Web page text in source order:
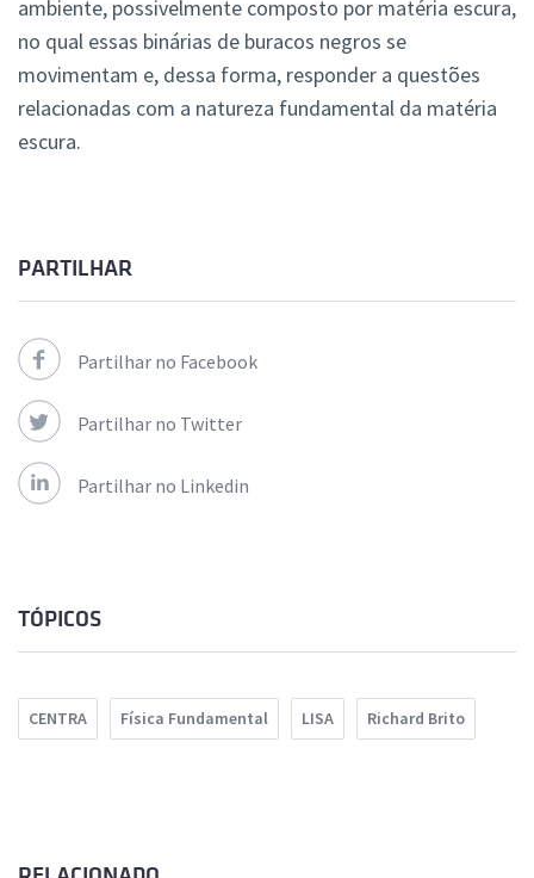
ambiente, possivelmente composto por matéria escura,
no qual essas binárias de buracos negros se
movimentam e, dessa forma, responder a questões
relacionadas com a natureza fundamental da matéria
escura.
PARTILHAR
Partilhar no Facebook
Partilhar no Twitter
Partilhar no Linkedin
TÓPICOS
CENTRA Física Fundamental LISA Richard Brito